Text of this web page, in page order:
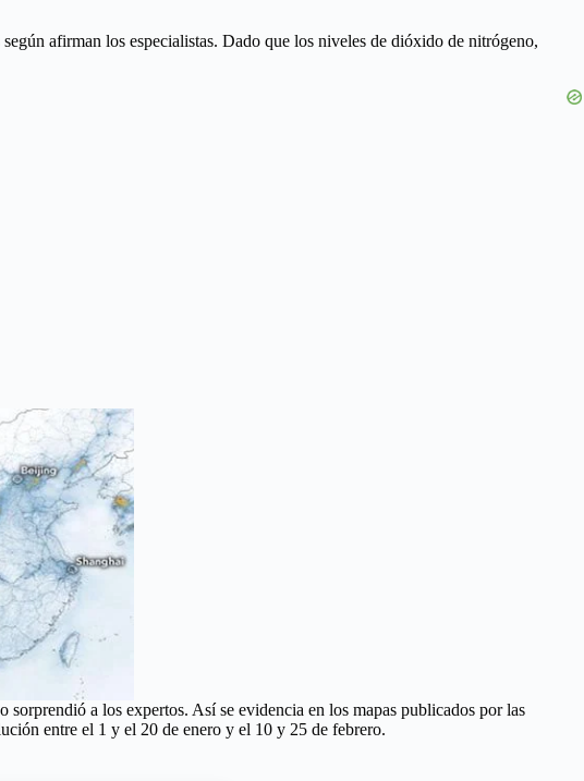
afirman los especialistas. Dado que los niveles de dióxido de nitrógeno,
a los expertos. Así se evidencia en los mapas publicados por las
entre el 1 y el 20 de enero y el 10 y 25 de febrero.